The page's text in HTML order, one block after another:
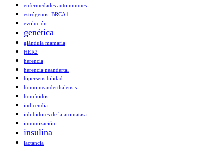
enfermedades autoinmunes
estrógenos. BRCA1
evolución
genética
glándula mamaria
HER2
herencia
herencia neandertal
hipersensibilidad
homo neanderthalensis
homínidos
indicendia
inhibidores de la aromatasa
inmunización
insulina
lactancia